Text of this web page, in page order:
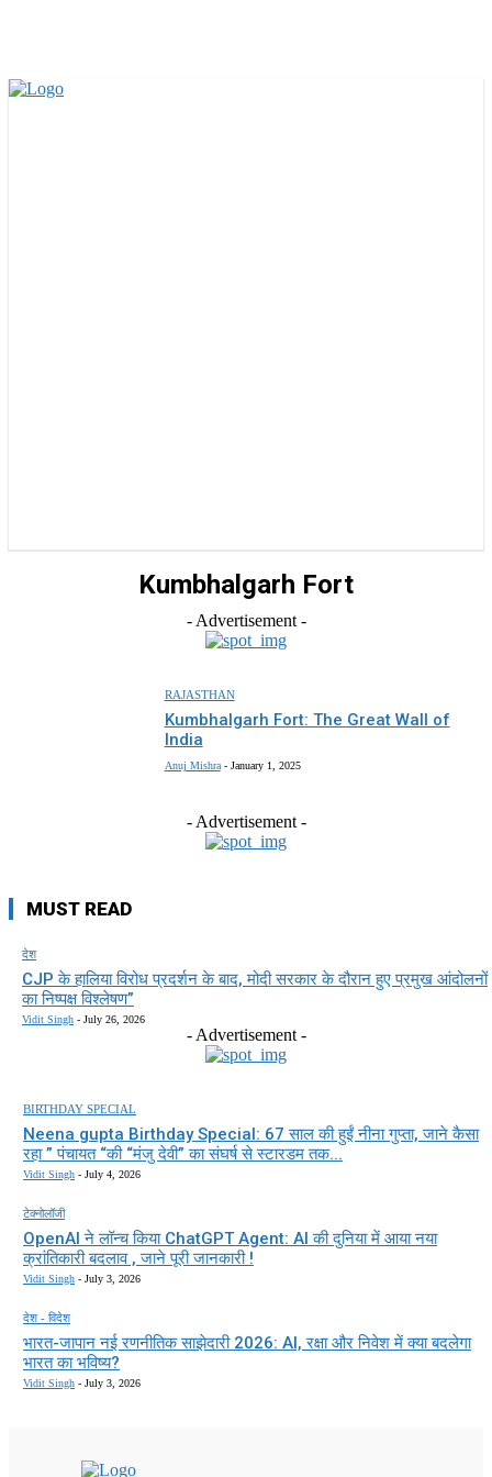
Kumbhalgarh Fort
- Advertisement -
RAJASTHAN
Kumbhalgarh Fort: The Great Wall of
India
Anuj Mishra - January 1, 2025
- Advertisement -
MUST READ
देश
CJP के हालिया विरोध प्रदर्शन के बाद, मोदी सरकार के दौरान हुए प्रमुख आंदोलनों
का निष्पक्ष विश्लेषण”
Vidit Singh - July 26, 2026
- Advertisement -
BIRTHDAY SPECIAL
Neena gupta Birthday Special: 67 साल की हुईं नीना गुप्ता, जाने कैसा
रहा ” पंचायत “की “मंजु देवी” का संघर्ष से स्टारडम तक...
Vidit Singh - July 4, 2026
टेक्नोलॉजी
OpenAI ने लॉन्च किया ChatGPT Agent: AI की दुनिया में आया नया
क्रांतिकारी बदलाव , जाने पूरी जानकारी !
Vidit Singh - July 3, 2026
देश - विदेश
भारत-जापान नई रणनीतिक साझेदारी 2026: AI, रक्षा और निवेश में क्या बदलेगा
भारत का भविष्य?
Vidit Singh - July 3, 2026